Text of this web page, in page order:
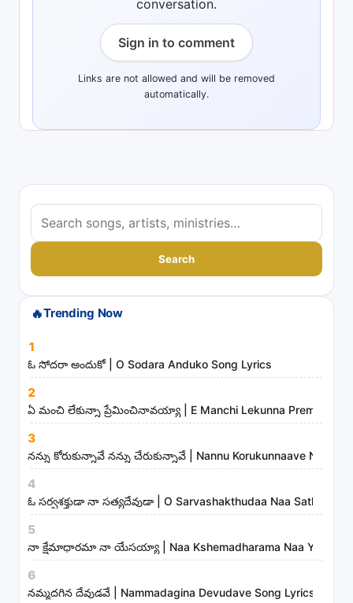
conversation.
Sign in to comment
Links are not allowed and will be removed
automatically.
S
e
a
r
h
o
n
g
s
,
a
r
t
t
s
Search
🔥Trending Now
1
ఓ సోదరా అందుకో | O Sodara Anduko Song Lyrics
2
ఏ మంచి లేకున్నా ప్రేమించినావయ్యా | E Manchi Lekunna
3
నన్ను కోరుకున్నావే నన్ను చేరుకున్నావే | Nannu Korukunnaave Nannu
4
ఓ సర్వశక్తుడా నా సత్యదేవుడా | O Sarvashakthudaa Naa
5
నా క్షేమాధారమా నా యేసయ్యా | Naa Kshemadharama Naa Yesayya
6
నమ్మదగిన దేవుడవే | Nammadagina Devudave Song Lyrics